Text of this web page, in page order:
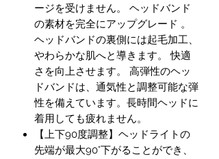
ージを受けません。 ヘッドバンド
の素材を完全にアップグレード 。
ヘッドバンドの裏側には起毛加工、
やわらかな肌へと導きます。 快適
さを向上させます。 高弾性のヘッ
ドバンドは、通気性と調整可能な弾
性を備えています。長時間ヘッドに
着用しても疲れません。
【上下90度調整】ヘッドライトの
先端が最大90°下がることができ、